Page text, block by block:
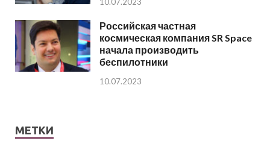
Российская частная
космическая компания SR Space
начала производить
беспилотники
10.07.2023
МЕТКИ